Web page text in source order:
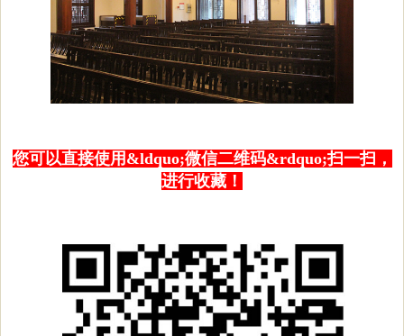
您可以直接使用&ldquo;微信二维码&rdquo;扫一扫，
进行收藏！